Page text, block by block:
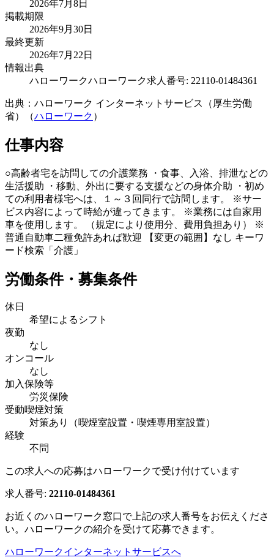
2026年7月8日
掲載期限
2026年9月30日
最終更新
2026年7月22日
情報出典
ハローワークハローワーク求人番号: 22110-01484361
出典：ハローワーク インターネットサービス（厚生労働
省）（ハローワーク ）
仕事内容
○高齢者宅を訪問しての介護業務 ・食事、入浴、排泄などの
生活援助 ・移動、外出に要する支援などの身体介助 ・初め
ての利用者様宅へは、１～３回同行で訪問します。 ※サー
ビス内容によって時給が違ってきます。 ※業務には自家用
車を使用します。 （規定により使用分、費用負担あり） ※
普通自動車二種免許あれば歓迎 【変更の範囲】なし キーワ
ード検索「介護」
労働条件・募集条件
休日
希望によるシフト
夜勤
なし
オンコール
なし
加入保険等
労災保険
受動喫煙対策
対策あり（喫煙室設置・喫煙専用室設置）
経験
不問
この求人への応募はハローワークで受け付けています
求人番号: 22110-01484361
お近くのハローワーク窓口で上記の求人番号をお伝えくださ
い。ハローワークの紹介を受けて応募できます。
ハローワークインターネットサービスへ